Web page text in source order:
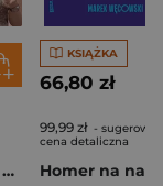
Pierogi z kimchi. Moje ulubione azjatyckie przepisy
KSIĄŻKA
66,80 zł
99,99 zł -
cena detaliczna